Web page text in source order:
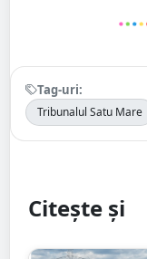
Tag-uri:
Tribunalul Satu Mare
Citește și